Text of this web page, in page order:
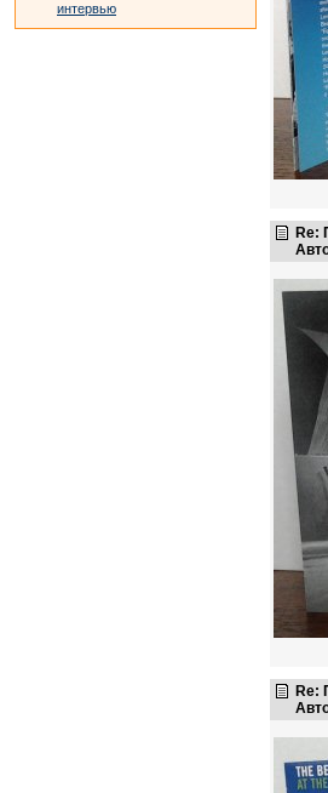
интервью
Re:
Re: